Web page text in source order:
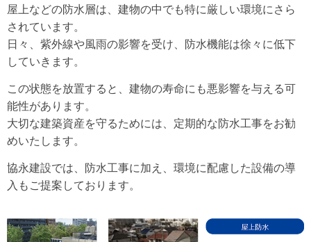
屋上などの防水層は、建物の中でも特に厳しい環境にさら
されています。
日々、紫外線や風雨の影響を受け、防水機能は徐々に低下
していきます。
この状態を放置すると、建物の寿命にも悪影響を与える可
能性があります。
大切な建築資産を守るためには、定期的な防水工事をお勧
めいたします。
協永建設では、防水工事に加え、環境に配慮した設備の導
入もご提案しております。